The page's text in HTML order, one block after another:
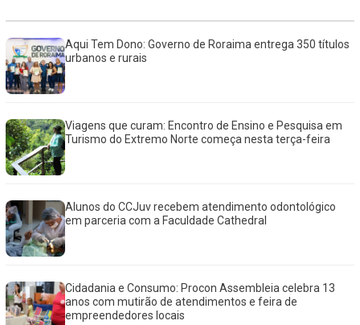
Aqui Tem Dono: Governo de Roraima entrega 350 títulos
urbanos e rurais
Viagens que curam: Encontro de Ensino e Pesquisa em
Turismo do Extremo Norte começa nesta terça-feira
Alunos do CCJuv recebem atendimento odontológico
em parceria com a Faculdade Cathedral
Cidadania e Consumo: Procon Assembleia celebra 13
anos com mutirão de atendimentos e feira de
empreendedores locais